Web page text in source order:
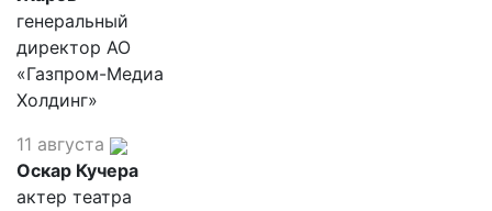
генеральный
директор АО
«Газпром-Медиа
Холдинг»
11 августа
Оскар Кучера
актер театра